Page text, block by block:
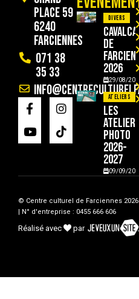
Place 59
6240
Farciennes
071 38
35 33
Divers
de
2026
29/08/2026
Ateliers
Les
ateliers
photo
2026-
2027
09/09/2026
© Centre culturel de Farciennes 2026
| N° d'entreprise : 0455 666 606
Réalisé avec par